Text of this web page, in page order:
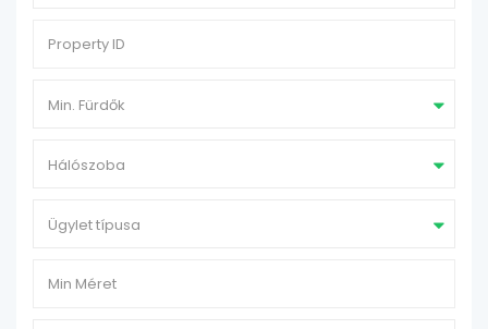
Min. Fürdők
Hálószoba
Ügylet típusa